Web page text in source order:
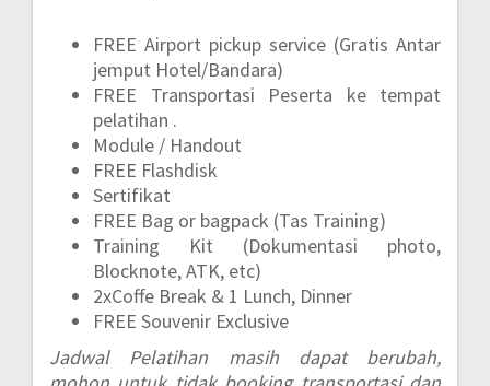
FREE Airport pickup service (Gratis Antar
jemput Hotel/Bandara)
FREE Transportasi Peserta ke tempat
pelatihan .
Module / Handout
FREE Flashdisk
Sertifikat
FREE Bag or bagpack (Tas Training)
Training Kit (Dokumentasi photo,
Blocknote, ATK, etc)
2xCoffe Break & 1 Lunch, Dinner
FREE Souvenir Exclusive
Jadwal Pelatihan masih dapat berubah,